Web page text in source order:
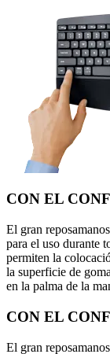
CON EL
El gran
para el uso durante
permiten la
la superficie de
en la palma de la
CON EL
El gran